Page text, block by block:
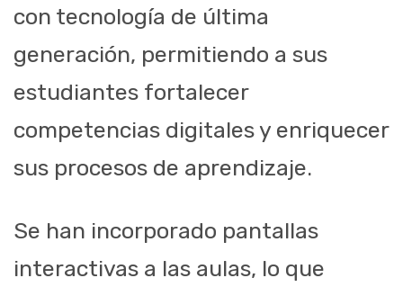
con tecnología de última
generación, permitiendo a sus
estudiantes fortalecer
competencias digitales y enriquecer
sus procesos de aprendizaje.
Se han incorporado pantallas
interactivas a las aulas, lo que